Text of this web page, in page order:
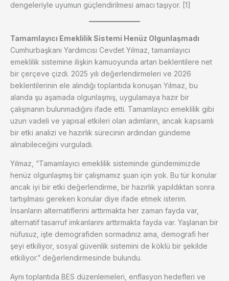
dengeleriyle uyumun güçlendirilmesi amacı taşıyor. [1]
Tamamlayıcı Emeklilik Sistemi Henüz Olgunlaşmadı
Cumhurbaşkanı Yardımcısı Cevdet Yılmaz, tamamlayıcı
emeklilik sistemine ilişkin kamuoyunda artan beklentilere net
bir çerçeve çizdi. 2025 yılı değerlendirmeleri ve 2026
beklentilerinin ele alındığı toplantıda konuşan Yılmaz, bu
alanda şu aşamada olgunlaşmış, uygulamaya hazır bir
çalışmanın bulunmadığını ifade etti. Tamamlayıcı emeklilik gibi
uzun vadeli ve yapısal etkileri olan adımların, ancak kapsamlı
bir etki analizi ve hazırlık sürecinin ardından gündeme
alınabileceğini vurguladı.
Yılmaz, “Tamamlayıcı emeklilik sisteminde gündemimizde
henüz olgunlaşmış bir çalışmamız şuan için yok. Bu tür konular
ancak iyi bir etki değerlendirme, bir hazırlık yapıldıktan sonra
tartışılması gereken konular diye ifade etmek isterim.
İnsanların alternatiflerini arttırmakta her zaman fayda var,
alternatif tasarruf imkanlarını arttırmakta fayda var. Yaşlanan bir
nüfusuz, işte demografiden sormadınız ama, demografi her
şeyi etkiliyor, sosyal güvenlik sistemini de köklü bir şekilde
etkiliyor.” değerlendirmesinde bulundu.
Aynı toplantıda BES düzenlemeleri, enflasyon hedefleri ve